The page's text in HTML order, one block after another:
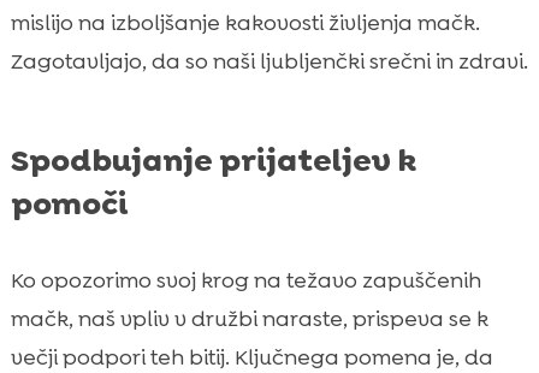
mislijo na izboljšanje kakovosti življenja mačk.
Zagotavljajo, da so naši ljubljenčki srečni in zdravi.
Spodbujanje prijateljev k
pomoči
Ko opozorimo svoj krog na težavo zapuščenih
mačk, naš vpliv v družbi naraste, prispeva se k
večji podpori teh bitij. Ključnega pomena je, da